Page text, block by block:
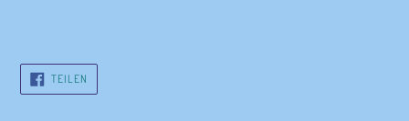
TEILEN
TEILEN